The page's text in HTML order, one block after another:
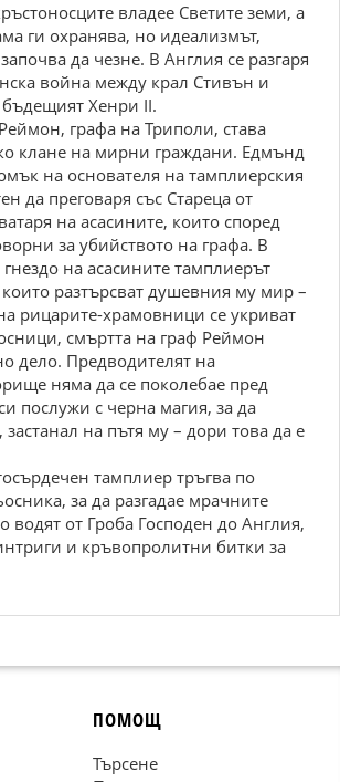
владее Светите земи, а
ги охранява, но идеализмът,
да чезне. В Англия се разгаря
война между крал Стивън и
Хенри II.
графа на Триполи, става
клане на мирни граждани. Едмънд
на основателя на тамплиерския
да преговаря със Стареца от
на асасините, които според
за убийството на графа. В
на асасините тамплиерът
разтърсват душевния му мир –
рицарите-храмовници се укриват
смъртта на граф Реймон
дело. Предводителят на
няма да се поколебае пред
послужи с черна магия, за да
застанал на пътя му – дори това да е
тамплиер тръгва по
за да разгадае мрачните
водят от Гроба Господен до Англия,
и кръвопролитни битки за
ПОМОЩ
Търсене